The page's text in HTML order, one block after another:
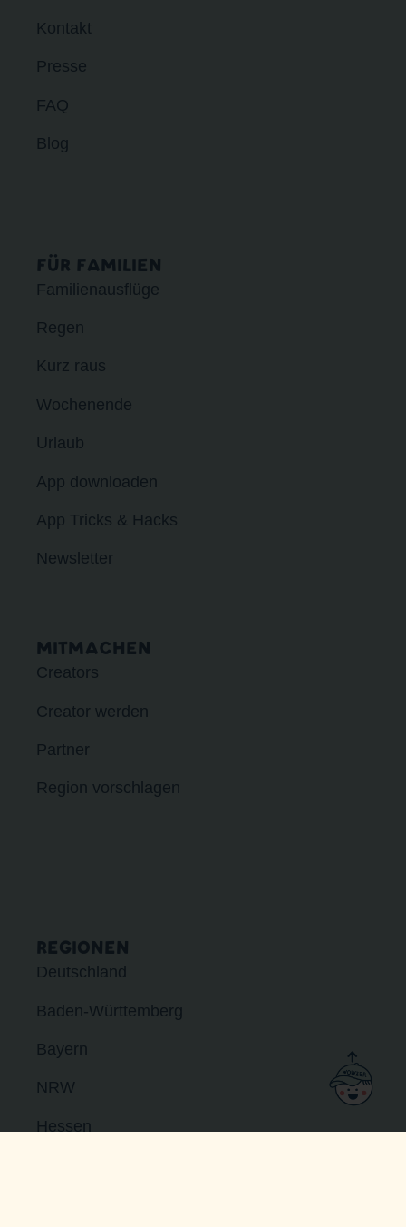
Kontakt
Presse
FAQ
Blog
FÜR FAMILIEN
Familienausflüge
Regen
Kurz raus
Wochenende
Urlaub
App downloaden
App Tricks & Hacks
Newsletter
MITMACHEN
Creators
Creator werden
Partner
Region vorschlagen
REGIONEN
Deutschland
Baden-Württemberg
Bayern
NRW
Hessen